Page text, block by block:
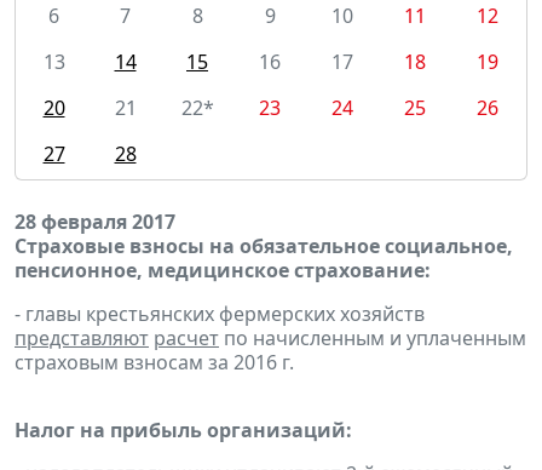
6
7 8 9 10 11
12
13
14 15 16 17 18
19
20
21 22* 23 24 25
26
27
28
28 февраля 2017
Страховые взносы на обязательное социальное,
пенсионное, медицинское страхование:
- главы крестьянских фермерских хозяйств
представляют расчет по начисленным и уплаченным
страховым взносам за 2016 г.
Налог на прибыль организаций: